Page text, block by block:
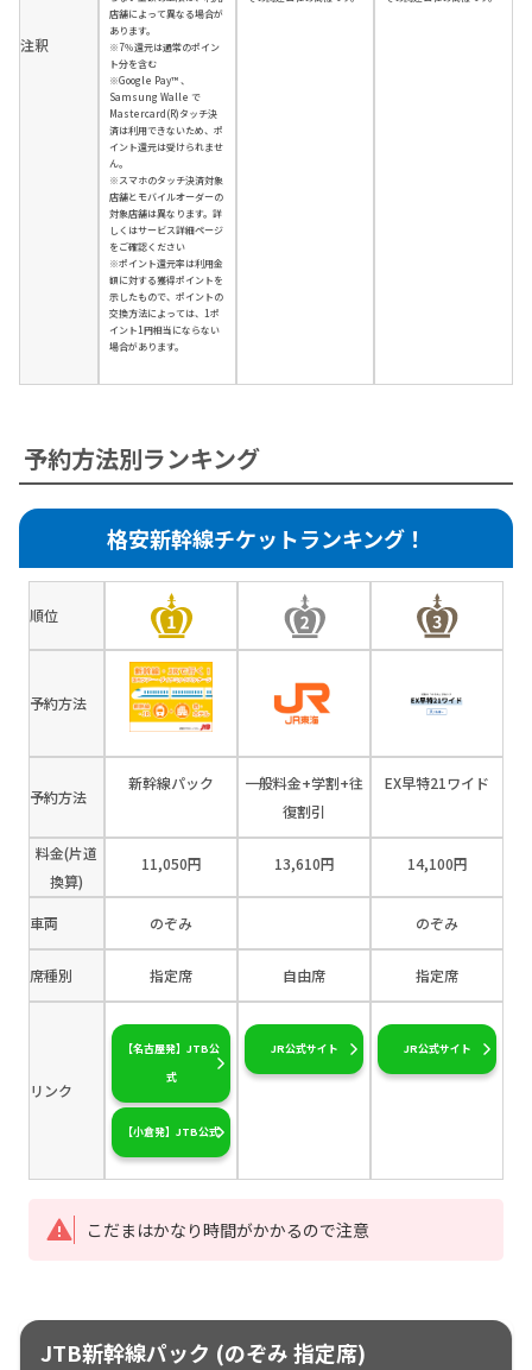
注釈
店舗によって異なる場合が
あります。
※7％還元は通常のポイン
ト分を含む
※Google Pay™ 、
Samsung Walle で
Mastercard(R)タッチ決
済は利用できないため、ポ
イント還元は受けられませ
ん。
※スマホのタッチ決済対象
店舗とモバイルオーダーの
対象店舗は異なります。詳
しくはサービス詳細ページ
をご確認ください
※ポイント還元率は利用金
額に対する獲得ポイントを
示したもので、ポイントの
交換方法によっては、1ポ
イント1円相当にならない
場合があります。
予約方法別ランキング
格安新幹線チケットランキング！
順位
予約方法
予約方法
新幹線パック
一般料金+学割+往
復割引
EX早特21ワイド
料金(片道
換算)
11,050円 13,610円 14,100円
車両 のぞみ のぞみ
席種別 指定席 自由席 指定席
リンク
【名古屋発】JTB公
式
【小倉発】JTB公式
JR公式サイト JR公式サイト
こだまはかなり時間がかかるので注意
JTB新幹線パック (のぞみ 指定席)